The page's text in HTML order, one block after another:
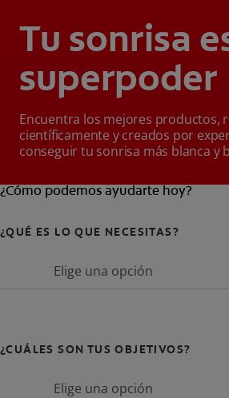
Tu sonrisa
superpoder
Encuentra los mejores productos,
científicamente y creados por
conseguir tu sonrisa más blanca y
¿Cómo podemos ayudarte hoy?
¿QUÉ ES LO QUE NECESITAS?
Elige una opción
¿CUÁLES SON TUS OBJETIVOS?
Elige una opción